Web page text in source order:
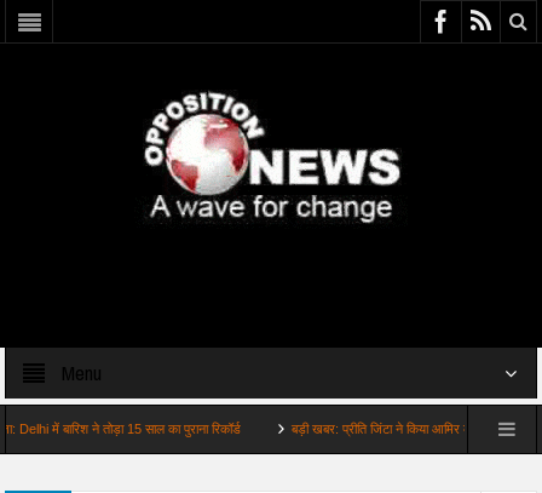
Menu
में बारिश ने तोड़ा 15 साल का पुराना रिकॉर्ड बड़ी खबर: प्रीति जिंटा ने किया आमिर को इग्नोर वायरल हुआ